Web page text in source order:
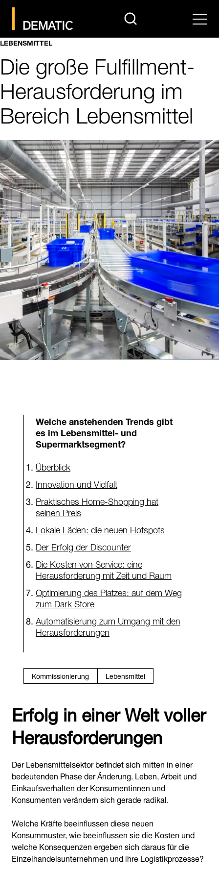
search Menu
LEBENSMITTEL
Die große Fulfillment-
Herausforderung im
Bereich Lebensmittel
Welche anstehenden Trends gibt
es im Lebensmittel- und
Supermarktsegment?
Überblick
Innovation und Vielfalt
Praktisches Home-Shopping hat
seinen Preis
Lokale Läden: die neuen Hotspots
Der Erfolg der Discounter
Die Kosten von Service: eine
Herausforderung mit Zeit und Raum
Optimierung des Platzes: auf dem Weg
zum Dark Store
Automatisierung zum Umgang mit den
Herausforderungen
Kommissionierung Lebensmittel
Erfolg in einer Welt voller
Herausforderungen
Der Lebensmittelsektor befindet sich mitten in einer
bedeutenden Phase der Änderung. Leben, Arbeit und
Einkaufsverhalten der Konsumentinnen und
Konsumenten verändern sich gerade radikal.
Welche Kräfte beeinflussen diese neuen
Konsummuster, wie beeinflussen sie die Kosten und
welche Konsequenzen ergeben sich daraus für die
Einzelhandelsunternehmen und ihre Logistikprozesse?